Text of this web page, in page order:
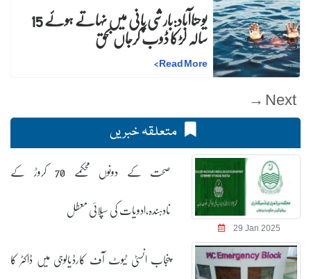
یوحناآباد:بارشی پانی میں نہاتے ہوئے 15 سالہ لڑکا ڈوب کرجاں بحق
Read More
>
Next →
متعلقہ خبریں
29 Jan 2025
صحت کے دونوں محکمے 70 کروڑ کے
نادہندہ،ادویات کی سپلائی معطل
پنجاب انسٹی ٹیوٹ آف کارڈیالوجی میں ڈاکٹر کا